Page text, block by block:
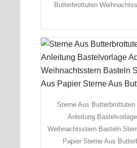
Butterbrottuten
Sterne Aus
Anleitung
Weihnachtsstern Basteln
Papier Sterne Aus